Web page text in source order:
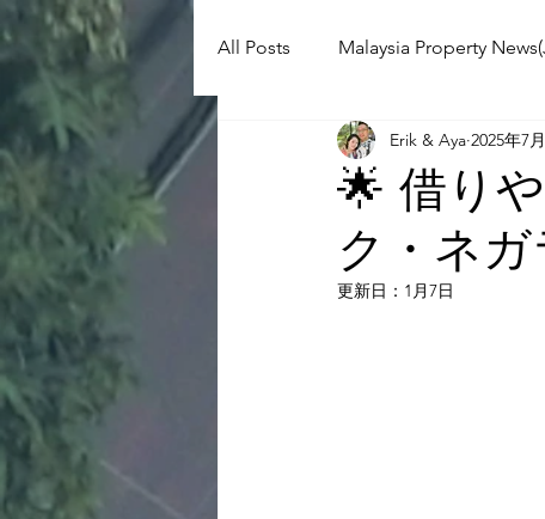
All Posts Malaysia Property
Aunty Aya Blog(J) Aunty
Shop Informetion(J) Event
🌟 借り
ク・ネ
Erik & Aya 2025年7
更新日： 1月7日